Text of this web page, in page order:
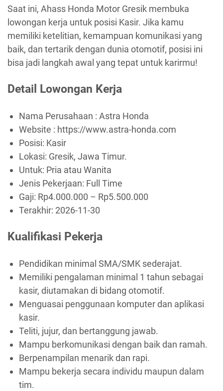
Saat ini, Ahass Honda Motor Gresik membuka
lowongan kerja untuk posisi Kasir. Jika kamu
memiliki ketelitian, kemampuan komunikasi yang
baik, dan tertarik dengan dunia otomotif, posisi ini
bisa jadi langkah awal yang tepat untuk karirmu!
Detail Lowongan Kerja
Nama Perusahaan : Astra Honda
Website : https://www.astra-honda.com
Posisi: Kasir
Lokasi: Gresik, Jawa Timur.
Untuk: Pria atau Wanita
Jenis Pekerjaan: Full Time
Gaji: Rp4.000.000 – Rp5.500.000
Terakhir: 2026-11-30
Kualifikasi Pekerja
Pendidikan minimal SMA/SMK sederajat.
Memiliki pengalaman minimal 1 tahun sebagai
kasir, diutamakan di bidang otomotif.
Menguasai penggunaan komputer dan aplikasi
kasir.
Teliti, jujur, dan bertanggung jawab.
Mampu berkomunikasi dengan baik dan ramah.
Berpenampilan menarik dan rapi.
Mampu bekerja secara individu maupun dalam
tim.